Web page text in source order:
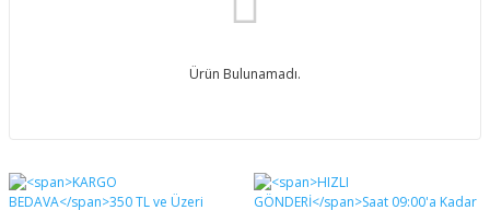
Ürün Bulunamadı.